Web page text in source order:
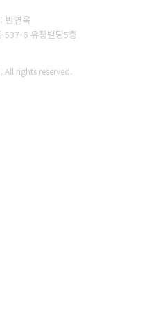
반연옥
537-6 유창빌딩5층
All rights reserved.